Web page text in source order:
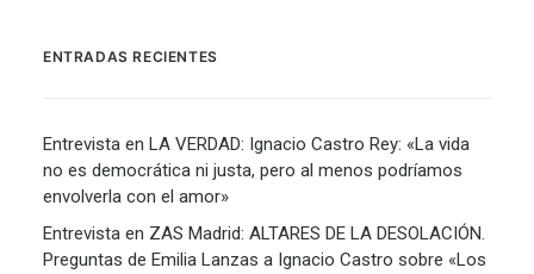
ENTRADAS RECIENTES
Entrevista en LA VERDAD: Ignacio Castro Rey: «La vida
no es democrática ni justa, pero al menos podríamos
envolverla con el amor»
Entrevista en ZAS Madrid: ALTARES DE LA DESOLACIÓN.
Preguntas de Emilia Lanzas a Ignacio Castro sobre «Los